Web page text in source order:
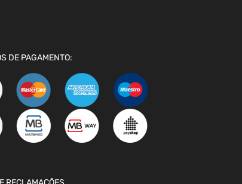
DE PAGAMENTO: